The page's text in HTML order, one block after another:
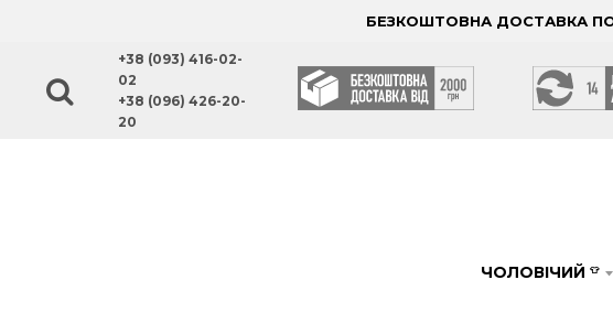
БЕЗКОШТОВНА ДОСТАВКА ПО
+38 (093) 416-02-
02
+38 (096) 426-20-
20
ЧОЛОВІЧИЙ 👕